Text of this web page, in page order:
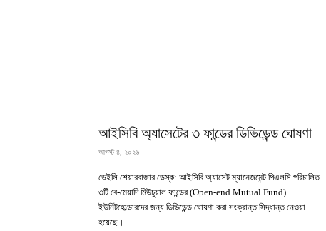
আইসিবি অ্যাসেটের ৩ ফান্ডের ডিভিডেন্ড ঘোষণা
আগস্ট ৪, ২০২৬
ডেইলি শেয়ারবাজার ডেস্ক: আইসিবি অ্যাসেট ম্যানেজমেন্ট পিএলসি পরিচালিত
৩টি বে-মেয়াদি মিউচুয়াল ফান্ডের (Open-end Mutual Fund)
ইউনিটহোল্ডারদের জন্য ডিভিডেন্ড ঘোষণা করা সংক্রান্ত সিদ্ধান্ত নেওয়া
হয়েছে।...